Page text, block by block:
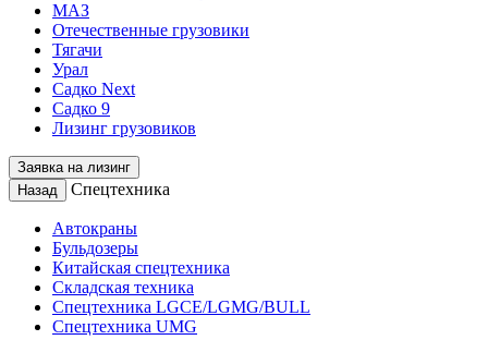
МАЗ
Отечественные грузовики
Тягачи
Урал
Садко Next
Садко 9
Лизинг грузовиков
Заявка на лизинг
Назад
Спецтехника
Автокраны
Бульдозеры
Китайская спецтехника
Складская техника
Спецтехника LGCE/LGMG/BULL
Спецтехника UMG